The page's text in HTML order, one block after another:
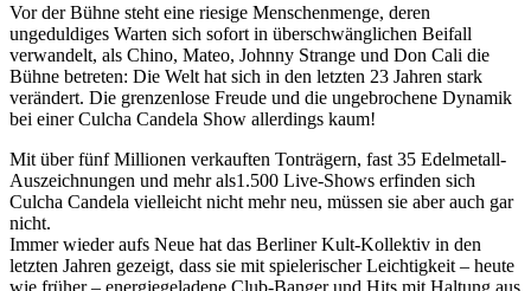
Vor der Bühne steht eine riesige Menschenmenge, deren
ungeduldiges Warten sich sofort in überschwänglichen Beifall
verwandelt, als Chino, Mateo, Johnny Strange und Don Cali die
Bühne betreten: Die Welt hat sich in den letzten 23 Jahren stark
verändert. Die grenzenlose Freude und die ungebrochene Dynamik
bei einer Culcha Candela Show allerdings kaum!
Mit über fünf Millionen verkauften Tonträgern, fast 35 Edelmetall-
Auszeichnungen und mehr als1.500 Live-Shows erfinden sich
Culcha Candela vielleicht nicht mehr neu, müssen sie aber auch gar
nicht.
Immer wieder aufs Neue hat das Berliner Kult-Kollektiv in den
letzten Jahren gezeigt, dass sie mit spielerischer Leichtigkeit – heute
wie früher – energiegeladene Club-Banger und Hits mit Haltung aus